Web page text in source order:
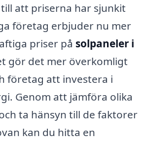
att priserna har sjunkit
företag erbjuder nu mer
priser på solpaneler i
gör det mer överkomligt
företag att investera i
Genom att jämföra olika
ta hänsyn till de faktorer
kan du hitta en